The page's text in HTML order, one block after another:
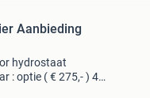
Aanbieding
hydrostaat
: optie ( € 275,- ) 4